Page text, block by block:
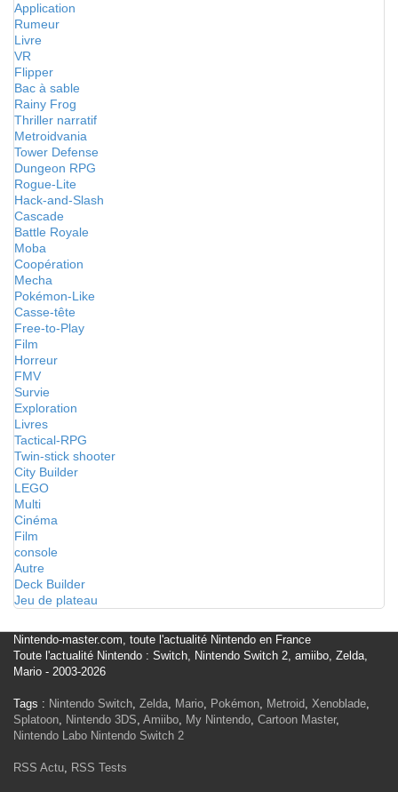
Application
Rumeur
Livre
VR
Flipper
Bac à sable
Rainy Frog
Thriller narratif
Metroidvania
Tower Defense
Dungeon RPG
Rogue-Lite
Hack-and-Slash
Cascade
Battle Royale
Moba
Coopération
Mecha
Pokémon-Like
Casse-tête
Free-to-Play
Film
Horreur
FMV
Survie
Exploration
Livres
Tactical-RPG
Twin-stick shooter
City Builder
LEGO
Multi
Cinéma
Film
console
Autre
Deck Builder
Jeu de plateau
Nintendo-master.com, toute l'actualité Nintendo en France
Toute l'actualité Nintendo : Switch, Nintendo Switch 2, amiibo, Zelda,
Mario - 2003-2026
Tags : Nintendo Switch, Zelda, Mario, Pokémon, Metroid, Xenoblade,
Splatoon, Nintendo 3DS, Amiibo, My Nintendo, Cartoon Master,
Nintendo Labo Nintendo Switch 2
RSS Actu, RSS Tests